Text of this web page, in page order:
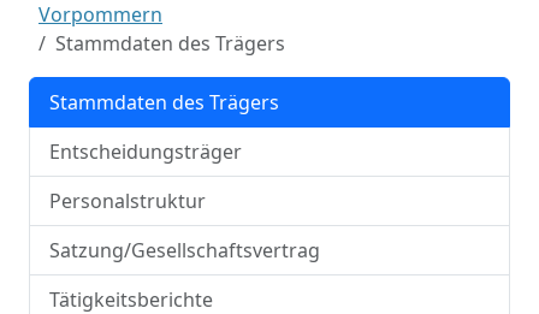
Vorpommern
Stammdaten des Trägers
Stammdaten des Trägers
Entscheidungsträger
Personalstruktur
Satzung/Gesellschaftsvertrag
Tätigkeitsberichte